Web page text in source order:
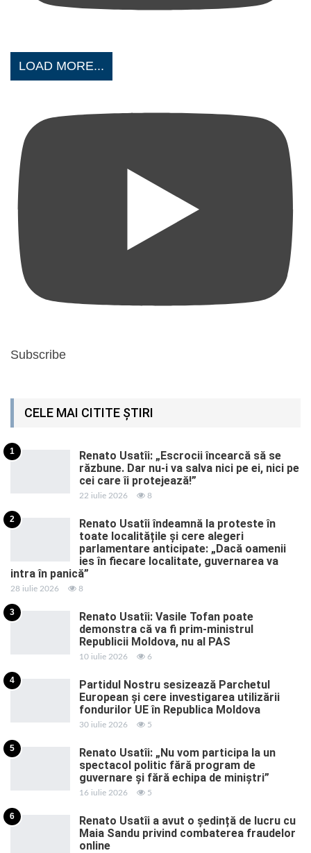
LOAD MORE...
Subscribe
CELE MAI CITITE ȘTIRI
1
Renato Usatîi: „Escrocii încearcă să se
răzbune. Dar nu-i va salva nici pe ei, nici pe
cei care îi protejează!”
22 iulie 2026 8
2
Renato Usatîi îndeamnă la proteste în
toate localitățile și cere alegeri
parlamentare anticipate: „Dacă oamenii
ies în fiecare localitate, guvernarea va
intra în panică”
28 iulie 2026 8
3
Renato Usatîi: Vasile Tofan poate
demonstra că va fi prim-ministrul
Republicii Moldova, nu al PAS
10 iulie 2026 6
4
Partidul Nostru sesizează Parchetul
European și cere investigarea utilizării
fondurilor UE în Republica Moldova
30 iulie 2026 5
5
Renato Usatîi: „Nu vom participa la un
spectacol politic fără program de
guvernare și fără echipa de miniștri”
16 iulie 2026 5
6
Renato Usatîi a avut o ședință de lucru cu
Maia Sandu privind combaterea fraudelor
online